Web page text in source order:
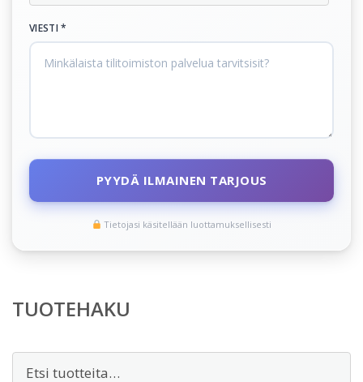
VIESTI *
PYYDÄ ILMAINEN TARJOUS
Tietojasi käsitellään luottamuksellisesti
TUOTEHAKU